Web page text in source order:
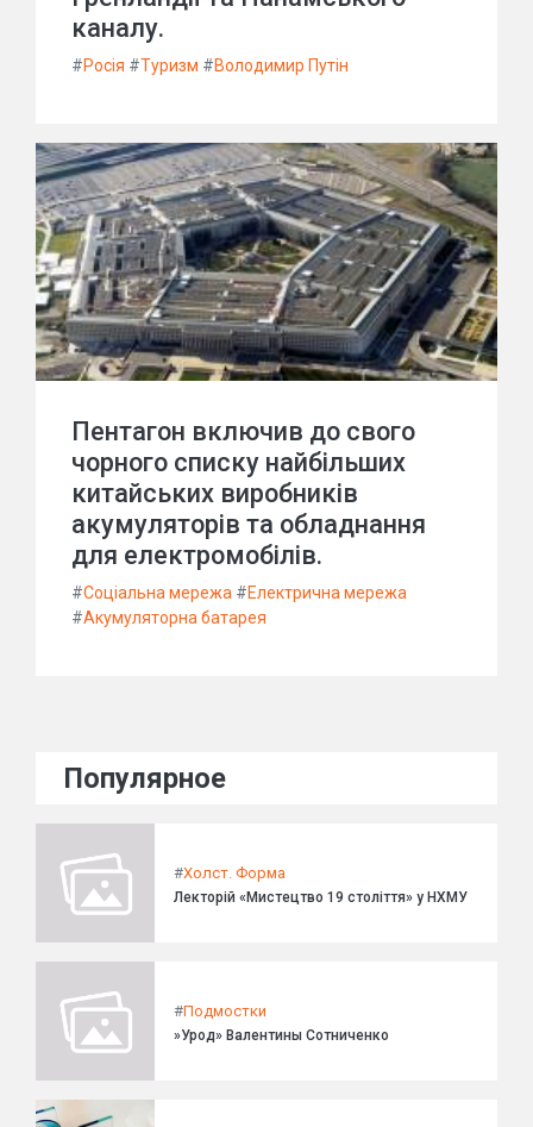
каналу.
#Росія #Туризм #Володимир Путін
Пентагон включив до свого
чорного списку найбільших
китайських виробників
акумуляторів та обладнання
для електромобілів.
#Соціальна мережа #Електрична мережа
#Акумуляторна батарея
Популярное
#Холст. Форма
Лекторій «Мистецтво 19 століття» у НХМУ
#Подмостки
»Урод» Валентины Сотниченко